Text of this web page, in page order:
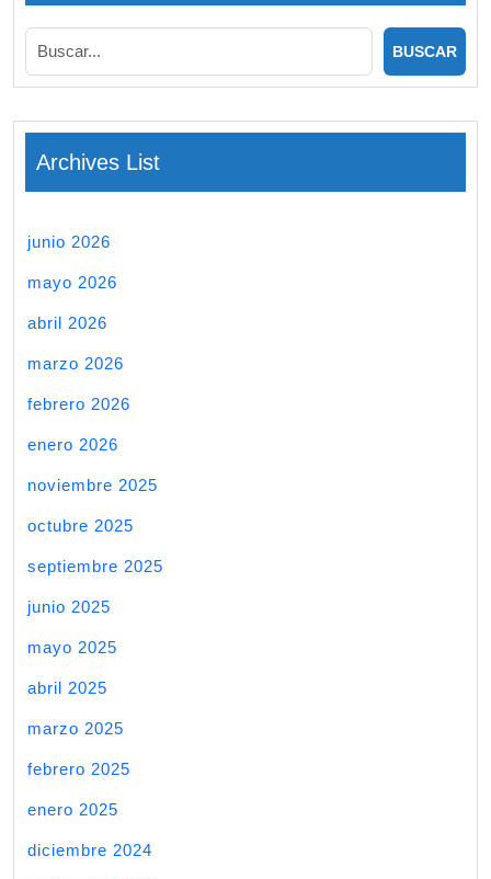
Archives List
junio 2026
mayo 2026
abril 2026
marzo 2026
febrero 2026
enero 2026
noviembre 2025
octubre 2025
septiembre 2025
junio 2025
mayo 2025
abril 2025
marzo 2025
febrero 2025
enero 2025
diciembre 2024